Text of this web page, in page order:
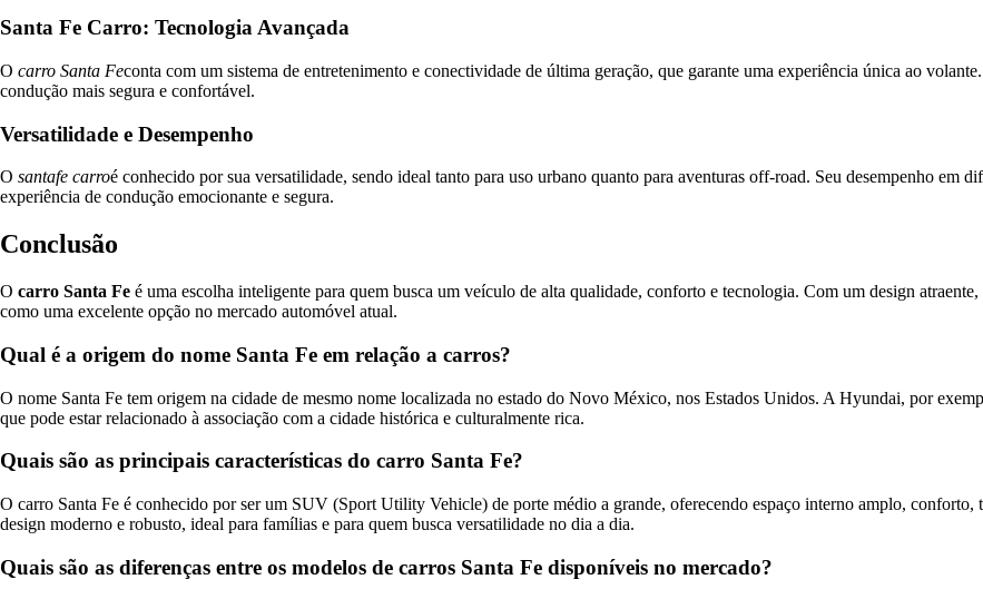
Santa Fe Carro: Tecnologia Avançada
O carro Santa Feconta com um sistema de entretenimento e conectividade de última geração, que garante uma experiência única ao
condução mais segura e confortável.
Versatilidade e Desempenho
O santafe carroé conhecido por sua versatilidade, sendo ideal tanto para uso urbano quanto para aventuras off-road. Seu desempenho em
experiência de condução emocionante e segura.
Conclusão
O carro Santa Fe é uma escolha inteligente para quem busca um veículo de alta qualidade, conforto e tecnologia. Com um design
como uma excelente opção no mercado automóvel atual.
Qual é a origem do nome Santa Fe em relação a carros?
O nome Santa Fe tem origem na cidade de mesmo nome localizada no estado do Novo México, nos Estados Unidos. A Hyundai, por
que pode estar relacionado à associação com a cidade histórica e culturalmente rica.
Quais são as principais características do carro Santa Fe?
O carro Santa Fe é conhecido por ser um SUV (Sport Utility Vehicle) de porte médio a grande, oferecendo espaço interno amplo, conforto,
design moderno e robusto, ideal para famílias e para quem busca versatilidade no dia a dia.
Quais são as diferenças entre os modelos de carros Santa Fe disponíveis no mercado?